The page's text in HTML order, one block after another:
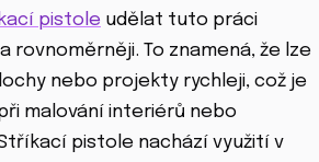
pistole udělat tuto práci
rovnoměrněji. To znamená, že lze
nebo projekty rychleji, což je
malování interiérů nebo
pistole nachází využití v